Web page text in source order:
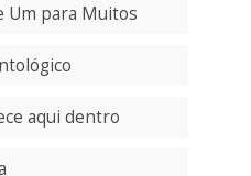
Um para Muitos
aqui dentro